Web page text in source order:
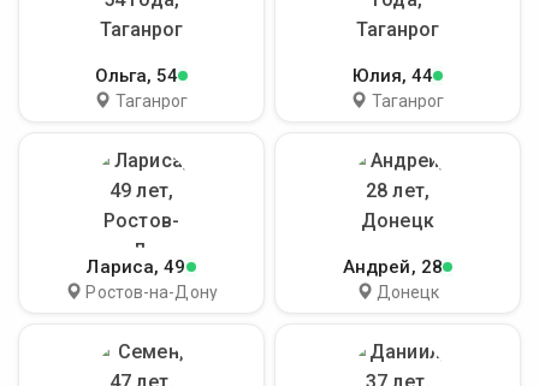
Ольга, 54
Таганрог
Юлия, 44
Таганрог
Лариса, 49
Ростов-на-Дону
Андрей, 28
Донецк